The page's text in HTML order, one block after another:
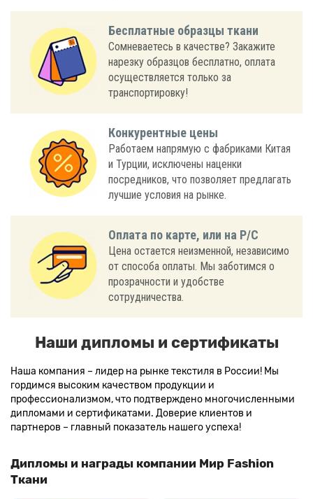
Бесплатные образцы ткани
Сомневаетесь в качестве? Закажите
нарезку образцов бесплатно, оплата
осуществляется только за
транспортировку!
Конкурентные цены
Работаем напрямую с фабриками Китая
и Турции, исключены наценки
посредников, что позволяет предлагать
лучшие условия на рынке.
Оплата по карте, или на Р/С
Цена остается неизменной, независимо
от способа оплаты. Мы заботимся о
прозрачности и удобстве
сотрудничества.
Наши дипломы и сертификаты
Наша компания – лидер на рынке текстиля в России! Мы
гордимся высоким качеством продукции и
профессионализмом, что подтверждено многочисленными
дипломами и сертификатами. Доверие клиентов и
партнеров – главный показатель нашего успеха!
Дипломы и награды компании Мир Fashion
Ткани